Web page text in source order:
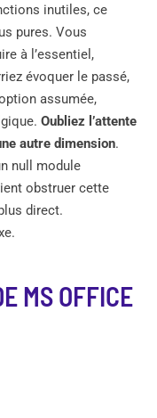
inutiles, ce
pures. Vous
à l’essentiel,
évoquer le passé,
assumée,
Oubliez l’attente
autre dimension.
null module
obstruer cette
direct.
MS OFFICE